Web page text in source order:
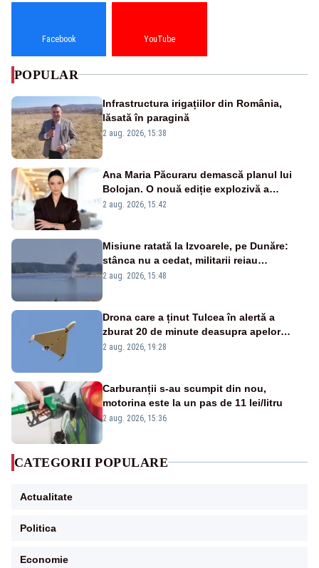
Facebook YouTube
POPULAR
Infrastructura irigațiilor din România,
lăsată în paragină
2 aug. 2026, 15:38
Ana Maria Păcuraru demască planul lui
Bolojan. O nouă ediție explozivă a
emisiunii „Miza Zilei” la Realitatea PLUS
2 aug. 2026, 15:42
Misiune ratată la Izvoarele, pe Dunăre:
stânca nu a cedat, militarii reiau
detonările luni – VIDEO
2 aug. 2026, 15:48
Drona care a ținut Tulcea în alertă a
zburat 20 de minute deasupra apelor
României. Au fost ridicate două F-16
2 aug. 2026, 19:28
Carburanții s-au scumpit din nou,
motorina este la un pas de 11 lei/litru
2 aug. 2026, 15:36
CATEGORII POPULARE
Actualitate
Politica
Economie